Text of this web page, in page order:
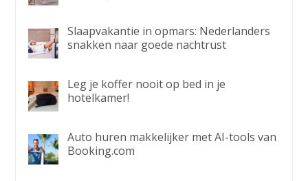
Slaapvakantie in opmars: Nederlanders
snakken naar goede nachtrust
Leg je koffer nooit op bed in je
hotelkamer!
Auto huren makkelijker met AI-tools van
Booking.com